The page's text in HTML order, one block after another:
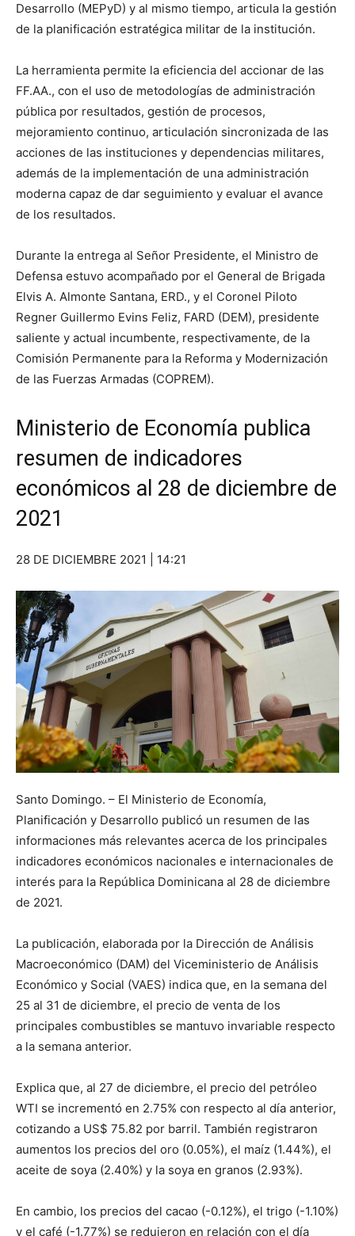
Desarrollo (MEPyD) y al mismo tiempo, articula la gestión
de la planificación estratégica militar de la institución.
La herramienta permite la eficiencia del accionar de las
FF.AA., con el uso de metodologías de administración
pública por resultados, gestión de procesos,
mejoramiento continuo, articulación sincronizada de las
acciones de las instituciones y dependencias militares,
además de la implementación de una administración
moderna capaz de dar seguimiento y evaluar el avance
de los resultados.
Durante la entrega al Señor Presidente, el Ministro de
Defensa estuvo acompañado por el General de Brigada
Elvis A. Almonte Santana, ERD., y el Coronel Piloto
Regner Guillermo Evins Feliz, FARD (DEM), presidente
saliente y actual incumbente, respectivamente, de la
Comisión Permanente para la Reforma y Modernización
de las Fuerzas Armadas (COPREM).
Ministerio de Economía publica
resumen de indicadores
económicos al 28 de diciembre de
2021
28 DE DICIEMBRE 2021 | 14:21
Santo Domingo. – El Ministerio de Economía,
Planificación y Desarrollo publicó un resumen de las
informaciones más relevantes acerca de los principales
indicadores económicos nacionales e internacionales de
interés para la República Dominicana al 28 de diciembre
de 2021.
La publicación, elaborada por la Dirección de Análisis
Macroeconómico (DAM) del Viceministerio de Análisis
Económico y Social (VAES) indica que, en la semana del
25 al 31 de diciembre, el precio de venta de los
principales combustibles se mantuvo invariable respecto
a la semana anterior.
Explica que, al 27 de diciembre, el precio del petróleo
WTI se incrementó en 2.75% con respecto al día anterior,
cotizando a US$ 75.82 por barril. También registraron
aumentos los precios del oro (0.05%), el maíz (1.44%), el
aceite de soya (2.40%) y la soya en granos (2.93%).
En cambio, los precios del cacao (-0.12%), el trigo (-1.10%)
y el café (-1.77%) se redujeron en relación con el día